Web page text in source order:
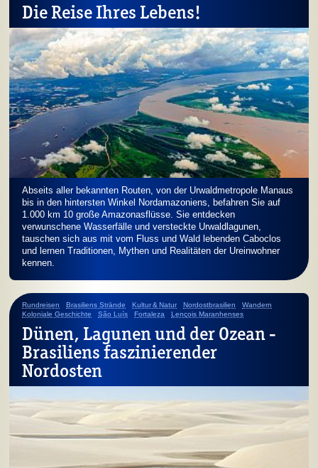
Die Reise Ihres Lebens!
Abseits aller bekannten Routen, von der Urwaldmetropole Manaus
bis in den hintersten Winkel Nordamazoniens, befahren Sie auf
1.000 km 10 große Amazonasflüsse. Sie entdecken
verwunschene Wasserfälle und versteckte Urwaldlagunen,
tauschen sich aus mit vom Fluss und Wald lebenden Caboclos
und lernen Traditionen, Mythen und Realitäten der Ureinwohner
kennen.
Rundreisen Brasiliens Strände Kultur & Natur Nordostbrasilien
Wandern
Koloniale Geschichte
São Luís Fortaleza Lençois Maranhenses
Dünen, Lagunen und der Ozean -
Brasiliens faszinierender
Nordosten